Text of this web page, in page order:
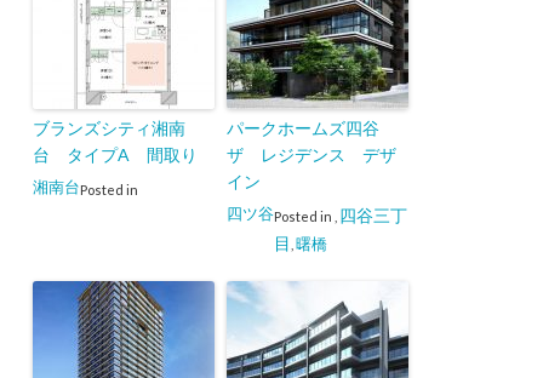
ブランズシティ湘南
台 タイプA 間取り
Posted in
湘南台
パークホームズ四谷
ザ レジデンス デザ
イン
Posted in
四ツ谷
四谷三丁
目 曙橋